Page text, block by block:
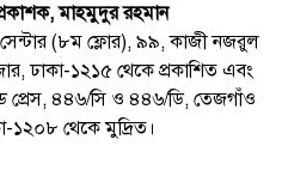
মাহমুদুর রহমান
সেন্টার (৮ম ফ্লোর), ৯৯, কাজী নজরুল
ঢাকা-১২১৫ থেকে প্রকাশিত এবং
প্রেস, ৪৪৬/সি ও ৪৪৬/ডি, তেজগাঁও
১২০৮ থেকে মুদ্রিত।